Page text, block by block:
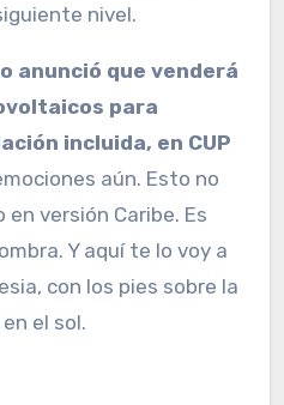
nivel.
anunció que venderá
para
incluida, en CUP
aún. Esto no
versión Caribe. Es
Y aquí te lo voy a
con los pies sobre la
el sol.